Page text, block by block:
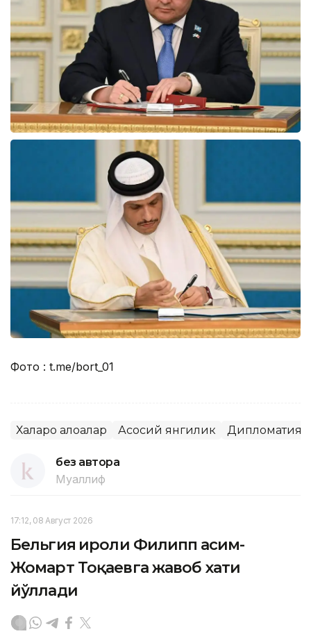
Фото : t.me/bort_01
Халқаро алоқалар Асосий янгилик Дипломатия
без автора
Муаллиф
17:12, 08 Август 2026
Бельгия Қироли Филипп Қасим-
Жомарт Тоқаевга жавоб хати
йўллади